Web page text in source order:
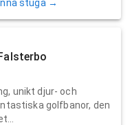
stuga →
unikt djur- och
golfbanor, den